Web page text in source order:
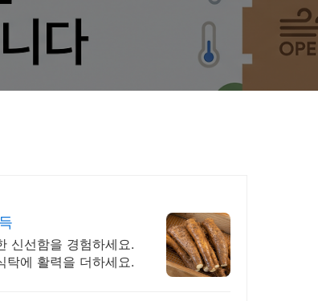
신선함을 경험하세요.
탁에 활력을 더하세요.